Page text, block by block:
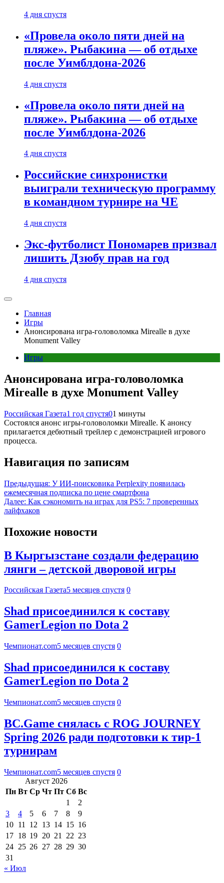
4 дня спустя
«Провела около пяти дней на
пляже». Рыбакина — об отдыхе
после Уимблдона-2026
4 дня спустя
«Провела около пяти дней на
пляже». Рыбакина — об отдыхе
после Уимблдона-2026
4 дня спустя
Российские синхронистки
выиграли техническую программу
в командном турнире на ЧЕ
4 дня спустя
Экс-футболист Пономарев призвал
лишить Дзюбу прав на год
4 дня спустя
Главная
Игры
Анонсирована игра-головоломка Mirealle в духе
Monument Valley
Игры
Анонсирована игра-головоломка
Mirealle в духе Monument Valley
Российская Газета1 год спустя01 минуты
Состоялся анонс игры-головоломки Mirealle. К анонсу
прилагается дебютный трейлер с демонстрацией игрового
процесса.
Навигация по записям
Предыдущая: У ИИ-поисковика Perplexity появилась
ежемесячная подписка по цене смартфона
Далее: Как сэкономить на играх для PS5: 7 проверенных
лайфхаков
Похожие новости
В Кыргызстане создали федерацию
лянги – детской дворовой игры
Российская Газета5 месяцев спустя 0
Shad присоединился к составу
GamerLegion по Dota 2
Чемпионат.com5 месяцев спустя 0
Shad присоединился к составу
GamerLegion по Dota 2
Чемпионат.com5 месяцев спустя 0
BC.Game снялась с ROG JOURNEY
Spring 2026 ради подготовки к тир-1
турнирам
Чемпионат.com5 месяцев спустя 0
Август 2026
Пн Вт Ср Чт Пт Сб Вс
1
2
3
4 5 6 7 8
9
10 11 12 13 14 15 16
17 18 19 20 21 22 23
24 25 26 27 28 29 30
31
« Июл